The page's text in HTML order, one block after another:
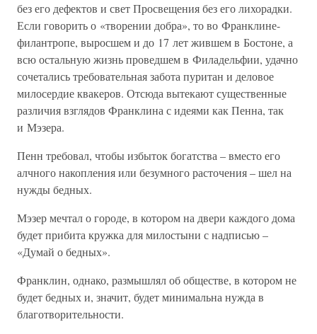
без его дефектов и свет Просвещения без его лихорадки.
Если говорить о «творении добра», то во Франклине-
филантропе, выросшем и до 17 лет жившем в Бостоне, а
всю остальную жизнь проведшем в Филадельфии, удачно
сочетались требовательная забота пуритан и деловое
милосердие квакеров. Отсюда вытекают существенные
различия взглядов Франклина с идеями как Пенна, так
и Мэзера.
Пенн требовал, чтобы избыток богатства – вместо его
алчного накопления или безумного расточения – шел на
нужды бедных.
Мэзер мечтал о городе, в котором на двери каждого дома
будет прибита кружка для милостыни с надписью –
«Думай о бедных».
Франклин, однако, размышлял об обществе, в котором не
будет бедных и, значит, будет минимальна нужда в
благотворительности.